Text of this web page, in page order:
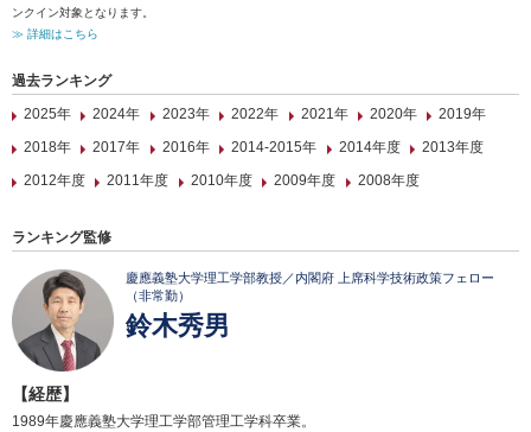
ンクイン対象となります。
≫ 詳細はこちら
過去ランキング
2025年
2024年 2023年 2022年 2021年 2020年
2019年
2018年
2017年 2016年 2014-2015年 2014年度
2013年度
2012年度
2011年度 2010年度 2009年度 2008年度
ランキング監修
慶應義塾大学理工学部教授／内閣府 上席科学技術政策フェロー
（非常勤）
鈴木秀男
【経歴】
1989年慶應義塾大学理工学部管理工学科卒業。